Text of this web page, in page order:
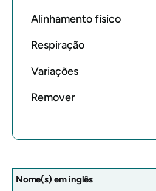
Alinhamento físico
Respiração
Variações
Remover
Nome(s) em inglês